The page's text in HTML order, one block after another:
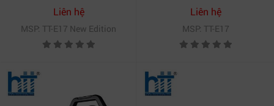
Liên hệ
MSP: TT-E17 New Edition
Liên hệ
MSP: TT-E17